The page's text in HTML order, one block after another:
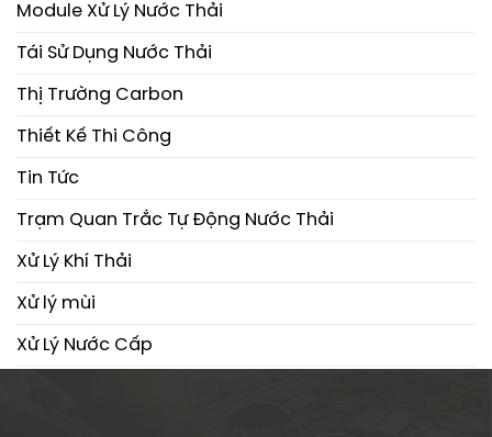
Module Xử Lý Nước Thải
Tái Sử Dụng Nước Thải
Thị Trường Carbon
Thiết Kế Thi Công
Tin Tức
Trạm Quan Trắc Tự Động Nước Thải
Xử Lý Khí Thải
Xử lý mùi
Xử Lý Nước Cấp